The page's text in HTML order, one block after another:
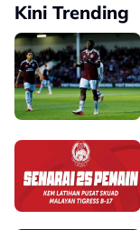
Kini Trending